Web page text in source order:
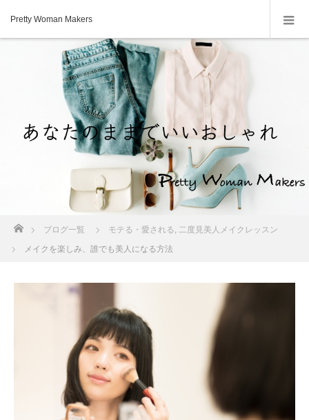
Pretty Woman Makers
ブログ一覧 モテる・愛される, 二度見美人メイクレッスン
メイクを楽しみ、誰でも美人になる方法